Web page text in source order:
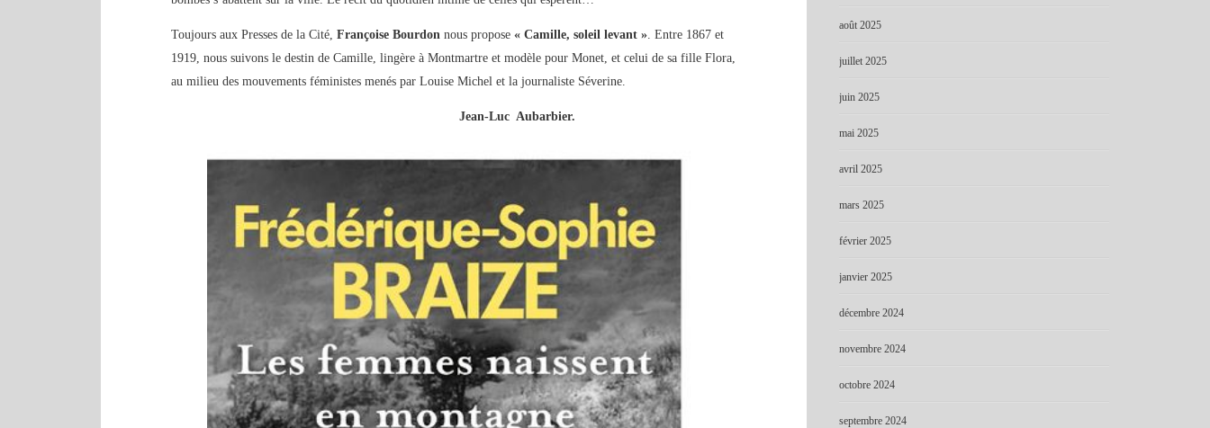
Toujours aux Presses de la Cité,Françoise Bourdonnous propose« Camille, soleil levant ». Entre 1867 et
1919, nous suivons le destin de Camille, lingère à Montmartre et modèle pour Monet, et celui de sa fille Flora,
au milieu des mouvements féministes menés par Louise Michel et la journaliste Séverine.
Jean-Luc Aubarbier.
août 2025
juillet 2025
juin 2025
mai 2025
avril 2025
mars 2025
février 2025
janvier 2025
décembre 2024
novembre 2024
octobre 2024
septembre 2024